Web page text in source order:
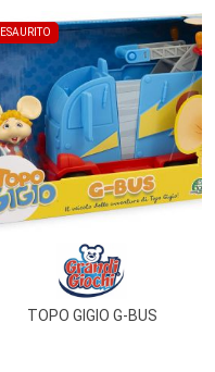
ESAURITO
TOPO GIGIO G-BUS